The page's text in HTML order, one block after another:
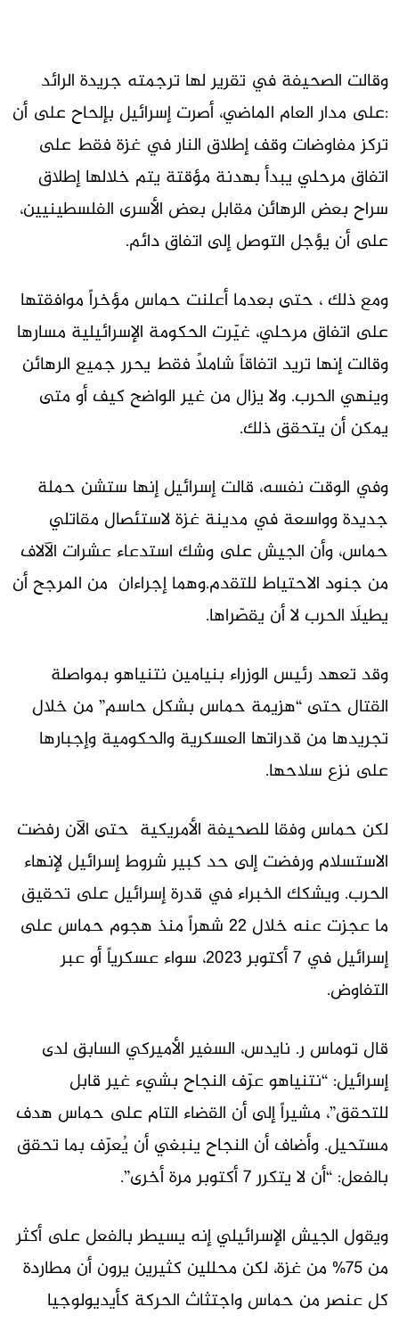
وقالت الصحيفة في تقرير لها ترجمته جريدة الرائد
:على مدار العام الماضي، أصرت إسرائيل بإلحاح على أن
تركز مفاوضات وقف إطلاق النار في غزة فقط على
اتفاق مرحلي يبدأ بهدنة مؤقتة يتم خلالها إطلاق
سراح بعض الرهائن مقابل بعض الأسرى الفلسطينيين،
على أن يؤجل التوصل إلى اتفاق دائم.
ومع ذلك ، حتى بعدما أعلنت حماس مؤخراً موافقتها
على اتفاق مرحلي، غيّرت الحكومة الإسرائيلية مسارها
وقالت إنها تريد اتفاقاً شاملاً فقط يحرر جميع الرهائن
وينهي الحرب. ولا يزال من غير الواضح كيف أو متى
يمكن أن يتحقق ذلك.
وفي الوقت نفسه، قالت إسرائيل إنها ستشن حملة
جديدة وواسعة في مدينة غزة لاستئصال مقاتلي
حماس، وأن الجيش على وشك استدعاء عشرات الآلاف
من جنود الاحتياط للتقدم.وهما إجراءان من المرجح أن
يطيلَا الحرب لا أن يقصّراها.
وقد تعهد رئيس الوزراء بنيامين نتنياهو بمواصلة
القتال حتى “هزيمة حماس بشكل حاسم” من خلال
تجريدها من قدراتها العسكرية والحكومية وإجبارها
على نزع سلاحها.
لكن حماس وفقا للصحيفة الأمريكية حتى الآن رفضت
الاستسلام ورفضت إلى حد كبير شروط إسرائيل لإنهاء
الحرب. ويشكك الخبراء في قدرة إسرائيل على تحقيق
ما عجزت عنه خلال 22 شهراً منذ هجوم حماس على
إسرائيل في 7 أكتوبر 2023، سواء عسكرياً أو عبر
التفاوض.
قال توماس ر. نايدس، السفير الأميركي السابق لدى
إسرائيل: “نتنياهو عرّف النجاح بشيء غير قابل
للتحقق”، مشيراً إلى أن القضاء التام على حماس هدف
مستحيل. وأضاف أن النجاح ينبغي أن يُعرّف بما تحقق
بالفعل: “أن لا يتكرر 7 أكتوبر مرة أخرى”.
ويقول الجيش الإسرائيلي إنه يسيطر بالفعل على أكثر
من 75% من غزة، لكن محللين كثيرين يرون أن مطاردة
كل عنصر من حماس واجتثاث الحركة كأيديولوجيا